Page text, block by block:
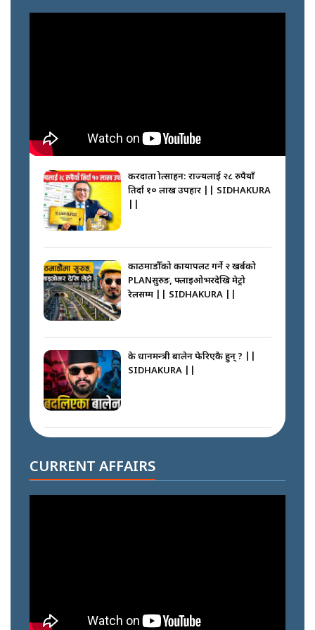
करदाता प्रोत्साहन: राज्यलाई २८ रुपैयाँ
तिर्दा १० लाख उपहार || SIDHAKURA
काठमाडौँको कायापलट गर्ने २ खर्बको
PLANसुरुङ, फ्लाइओभरदेखि मेट्रो
रेलसम्म || SIDHAKURA ||
के प्रधानमन्त्री बालेन फेरिएकै हुन् ? ||
SIDHAKURA ||
ब्रह्मलुट रोक्न बालेनले ल्याए नयाँ कानुन
|| SIDHAKURA ||
गोली ठोकेर पक्राउ गरिएको कर्मा ग्याङको
CURRENT AFFAIRS